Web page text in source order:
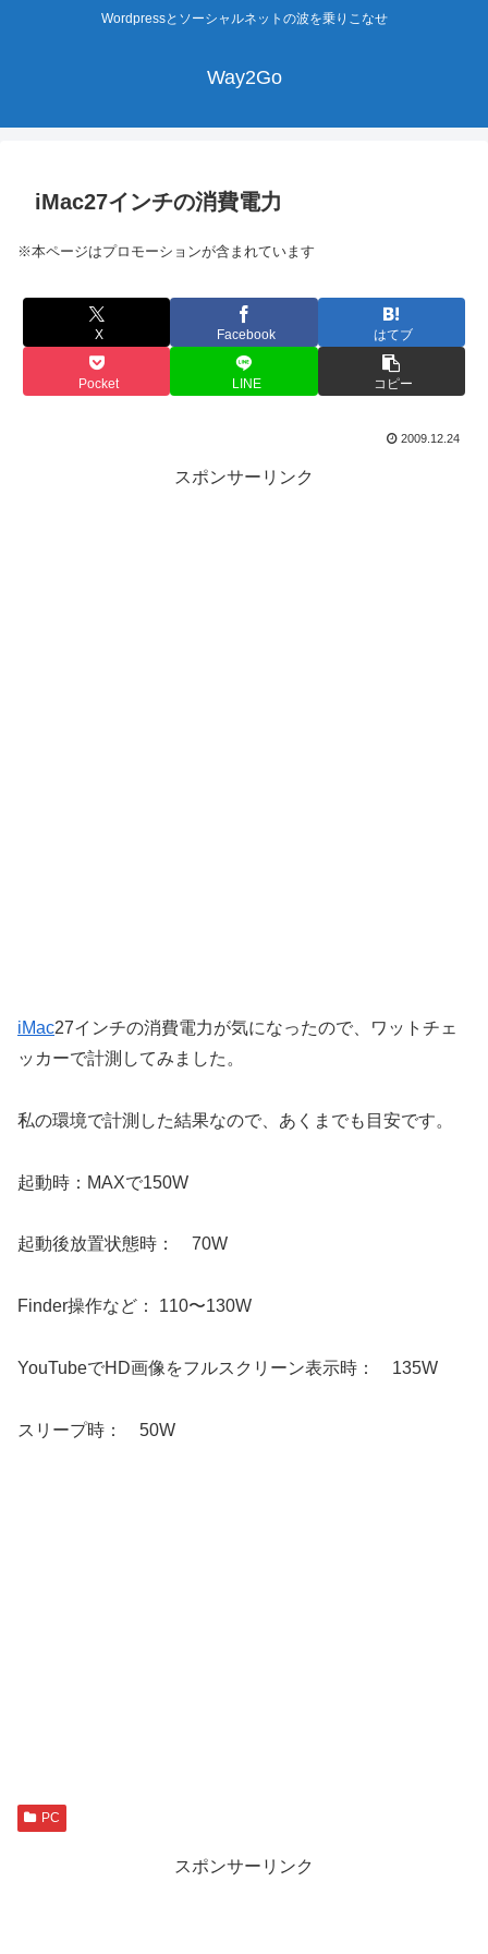
Wordpressとソーシャルネットの波を乗りこなせ
Way2Go
iMac27インチの消費電力
※本ページはプロモーションが含まれています
X Facebook はてブ
Pocket LINE コピー
2009.12.24
スポンサーリンク
iMac27インチの消費電力が気になったので、ワットチェ
ッカーで計測してみました。
私の環境で計測した結果なので、あくまでも目安です。
起動時：MAXで150W
起動後放置状態時： 70W
Finder操作など： 110〜130W
YouTubeでHD画像をフルスクリーン表示時： 135W
スリープ時： 50W
PC
スポンサーリンク